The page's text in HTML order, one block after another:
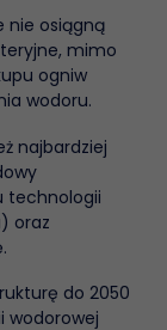
nie osiągną
mimo
ogniw
wodoru.
najbardziej
technologii
oraz
do 2050
wodorowej